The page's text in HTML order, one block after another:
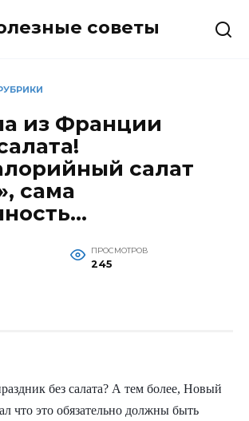
советы
из Франции
салат
сама
ПРОСМОТРОВ
245
без салата? А тем более, Новый
что это обязательно должны быть